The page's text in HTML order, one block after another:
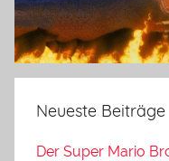
Neueste Beiträge
Der Super Mario